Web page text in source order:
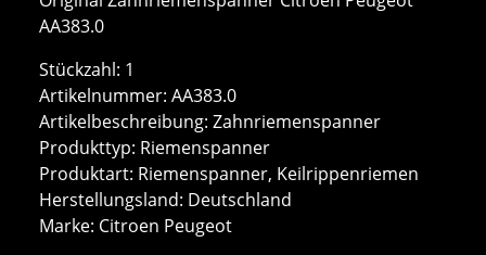
AA383.0
Stückzahl: 1
Artikelnummer: AA383.0
Artikelbeschreibung: Zahnriemenspanner
Produkttyp: Riemenspanner
Produktart: Riemenspanner, Keilrippenriemen
Herstellungsland: Deutschland
Marke: Citroen Peugeot